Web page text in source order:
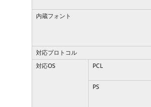
内蔵フォント
対応プロトコル
対応OS
PCL
PS